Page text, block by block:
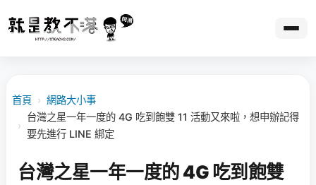
首頁 › 網路大小事
›
台灣之星一年一度的 4G 吃到飽雙 11 活動又來啦，想申辦記得
要先進行 LINE 綁定
台灣之星一年一度的 4G 吃到飽雙